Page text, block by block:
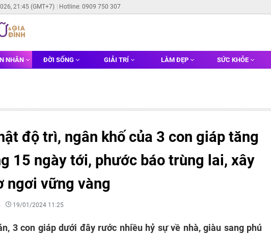
21:45 (GMT+7) Hotline: 0909 750 307
NHÂN ĐỜI SỐNG GIẢI TRÍ LÀM ĐẸP SỨC KHỎE
độ trì, ngân khố của 3 con giáp tăng
15 ngày tới, phước báo trùng lai, xây
ngơi vững vàng
19/01/2024 11:25
3 con giáp dưới đây rước nhiều hỷ sự về nhà, giàu sang phú